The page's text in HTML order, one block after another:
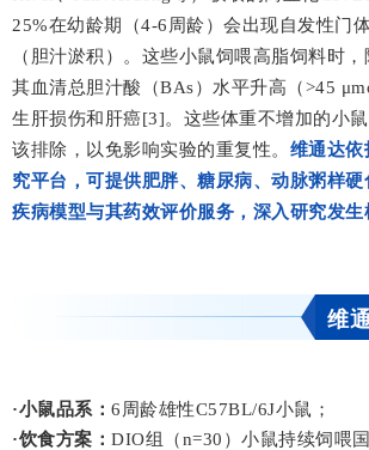
25%在幼龄期（4-6周龄）会出现自发性门
（胆汁淤积）。这些小鼠饲喂高脂饲料时，
其血清总胆汁酸（BAs）水平升高（>45
生肝损伤和肝癌[3]。这些体重不增加的小
该排除，以免影响实验的重复性。 维通达依
究平台，可提供肥胖、糖尿病、动脉粥样
疾病模型与其药效评价服务，深入研究发生
维
·小鼠品系： 6周龄雄性C57BL/6J小鼠；
·饮食方案： DIO组（n=30）小鼠持续饲喂